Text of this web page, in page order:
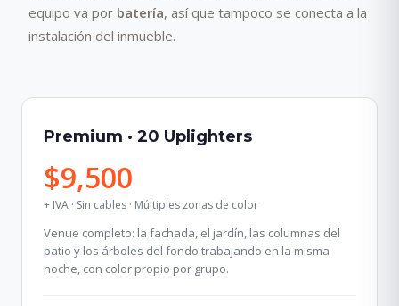
equipo va por batería, así que tampoco se conecta a la
instalación del inmueble.
Premium · 20 Uplighters
$9,500
+ IVA · Sin cables · Múltiples zonas de color
Venue completo: la fachada, el jardín, las columnas del
patio y los árboles del fondo trabajando en la misma
noche, con color propio por grupo.